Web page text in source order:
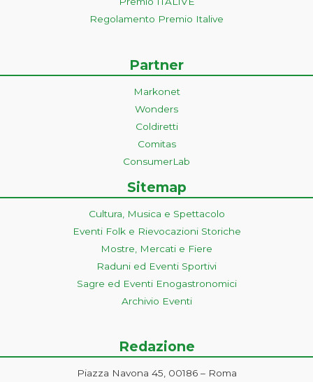
Regolamento Premio Italive
Partner
Markonet
Wonders
Coldiretti
Comitas
ConsumerLab
Sitemap
Cultura, Musica e Spettacolo
Eventi Folk e Rievocazioni Storiche
Mostre, Mercati e Fiere
Raduni ed Eventi Sportivi
Sagre ed Eventi Enogastronomici
Archivio Eventi
Redazione
Piazza Navona 45, 00186 – Roma